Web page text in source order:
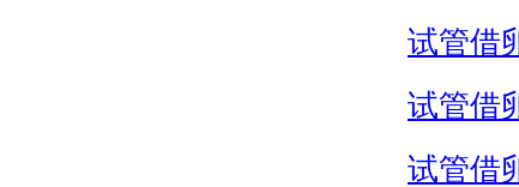
试管借
试管借
试管借